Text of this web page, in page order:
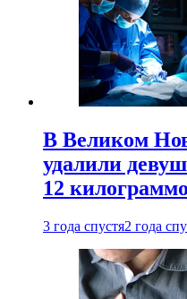
В Великом
удалили
12
3 года спустя2 года